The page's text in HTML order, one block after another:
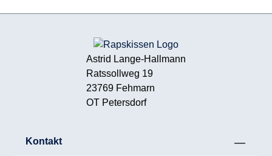
Astrid Lange-Hallmann
Ratssollweg 19
23769 Fehmarn
OT Petersdorf
Kontakt